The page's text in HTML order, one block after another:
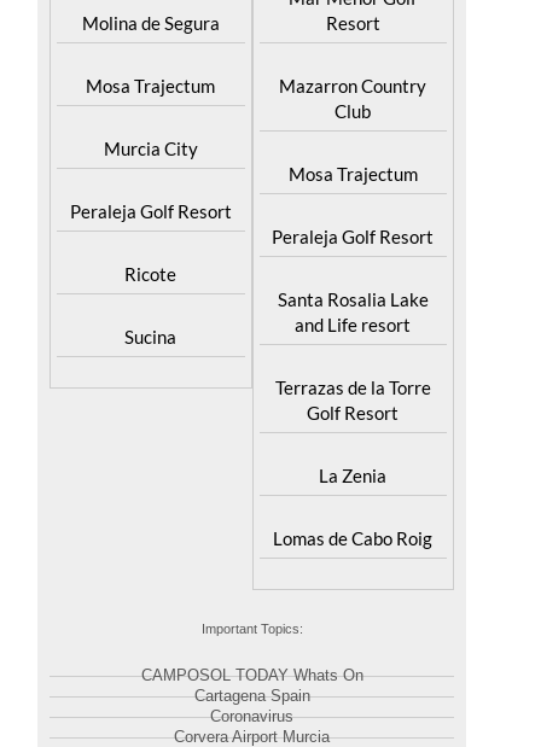
Molina de Segura
Mosa Trajectum
Murcia City
Peraleja Golf Resort
Ricote
Sucina
Resort
Mazarron Country
Club
Mosa Trajectum
Peraleja Golf Resort
Santa Rosalia Lake
and Life resort
Terrazas de la Torre
Golf Resort
La Zenia
Lomas de Cabo Roig
Important Topics:
CAMPOSOL TODAY Whats On
Cartagena Spain
Coronavirus
Corvera Airport Murcia